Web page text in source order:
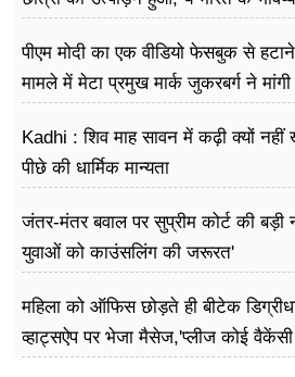
पीएम मोदी का एक वीडियो फेसबुक से
मामले में मेटा प्रमुख मार्क जुकरबर्ग ने मांगी
Kadhi : शिव माह सावन में कढ़ी क्यों
पीछे की धार्मिक मान्यता
जंतर-मंतर बवाल पर सुप्रीम कोर्ट की बड़ी
युवाओं को काउंसलिंग की जरूरत'
महिला को ऑफिस छोड़ते ही बीटेक
व्हाट्सऐप पर भेजा मैसेज,'प्लीज कोई वैकेंसी